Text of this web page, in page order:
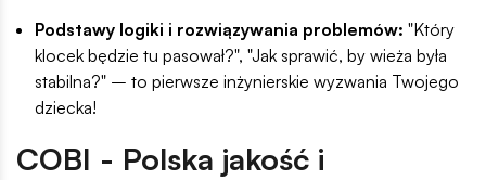
Podstawy logiki i rozwiązywania problemów: "Który
klocek będzie tu pasował?", "Jak sprawić, by wieża była
stabilna?" – to pierwsze inżynierskie wyzwania Twojego
dziecka!
COBI - Polska jakość i